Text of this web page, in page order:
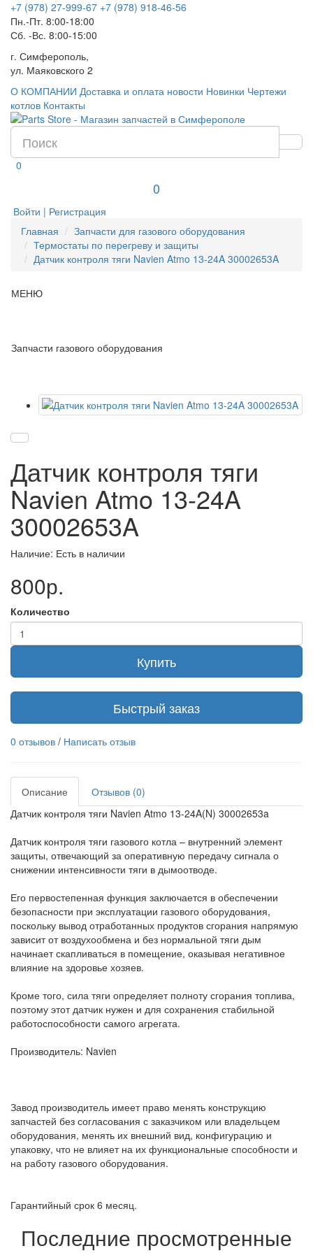
+7 (978) 27-999-67 +7 (978) 918-46-56
Пн.-Пт. 8:00-18:00
Сб. -Вс. 8:00-15:00
г. Симферополь,
ул. Маяковского 2
О КОМПАНИИ Доставка и оплата новости Новинки Чертежи
котлов Контакты
0
0
Войти | Регистрация
Главная
Запчасти для газового оборудования
Термостаты по перегреву и защиты
Датчик контроля тяги Navien Atmo 13-24A 30002653A
МЕНЮ
Запчасти газового оборудования
Датчик контроля тяги
Navien Atmo 13-24A
30002653A
Наличие: Есть в наличии
800р.
Количество
Купить
Быстрый заказ
0 отзывов / Написать отзыв
Описание
Отзывов (0)
Датчик контроля тяги Navien Atmo 13-24A(N) 30002653a
Датчик контроля тяги газового котла – внутренний элемент
защиты, отвечающий за оперативную передачу сигнала о
снижении интенсивности тяги в дымоотводе.
Его первостепенная функция заключается в обеспечении
безопасности при эксплуатации газового оборудования,
поскольку вывод отработанных продуктов сгорания напрямую
зависит от воздухообмена и без нормальной тяги дым
начинает скапливаться в помещение, оказывая негативное
влияние на здоровье хозяев.
Кроме того, сила тяги определяет полноту сгорания топлива,
поэтому этот датчик нужен и для сохранения стабильной
работоспособности самого агрегата.
Производитель: Navien
Завод производитель имеет право менять конструкцию
запчастей без согласования с заказчиком или владельцем
оборудования, менять их внешний вид, конфигурацию и
упаковку, что не влияет на их функциональные способности и
на работу газового оборудования.
Гарантийный срок 6 месяц.
Последние просмотренные